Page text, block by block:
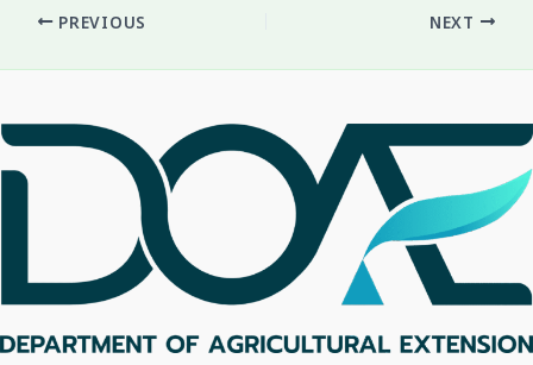
PREVIOUS NEXT